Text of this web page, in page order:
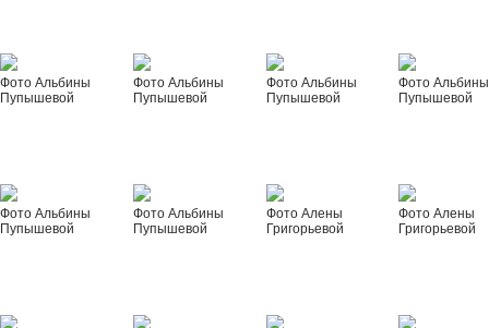
Фото Альбины
Пупышевой
Фото Альбины
Пупышевой
Фото Альбины
Пупышевой
Фото Альбины
Пупышевой
Фото Альбины
Пупышевой
Фото Альбины
Пупышевой
Фото Алены
Григорьевой
Фото Алены
Григорьевой